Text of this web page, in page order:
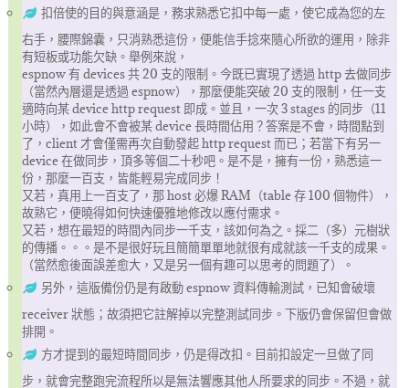
扣倍使的目的與意涵是，務求熟悉它扣中每一處，使它成為您的左
右手，腰際錦囊，只消熟悉這份，便能信手捻來隨心所欲的運用，除非
有短板或功能欠缺。舉例來說，
espnow 有 devices 共 20 支的限制。今既已實現了透過 http 去做同步
（當然內層還是透過 espnow），那麼便能突破 20 支的限制，任一支
適時向某 device http request 即成。並且，一次 3 stages 的同步（11
小時），如此會不會被某 device 長時間佔用？答案是不會，時間點到
了，client 才會僅需再次自動發起 http request 而已；若當下有另一
device 在做同步，頂多等個二十秒吧。是不是，擁有一份，熟悉這一
份，那麼一百支，皆能輕易完成同步！
又若，真用上一百支了，那 host 必爆 RAM（table 存 100 個物件），
故熟它，便曉得如何快速優雅地修改以應付需求。
又若，想在最短的時間內同步一千支，該如何為之。採二（多）元樹狀
的傳播。。。是不是很好玩且簡簡單單地就很有成就該一千支的成果。
（當然愈後面誤差愈大，又是另一個有趣可以思考的問題了）。
另外，這版備份仍是有啟動 espnow 資料傳輸測試，已知會破壞
receiver 狀態；故須把它註解掉以完整測試同步。下版仍會保留但會做
排開。
方才提到的最短時間同步，仍是得改扣。目前扣設定一旦做了同
步，就會完整跑完流程所以是無法響應其他人所要求的同步。不過，就